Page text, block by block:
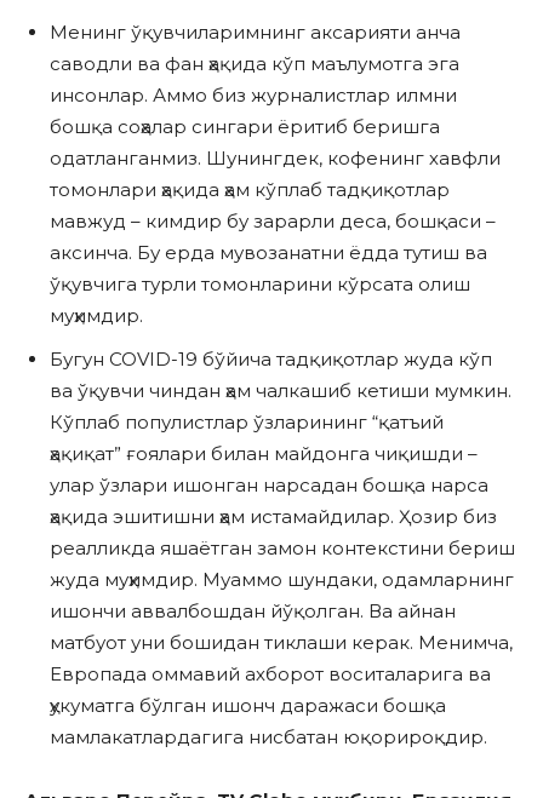
Менинг ўқувчиларимнинг аксарияти анча
саводли ва фан ҳақида кўп маълумотга эга
инсонлар. Аммо биз журналистлар илмни
бошқа соҳалар сингари ёритиб беришга
одатланганмиз. Шунингдек, кофенинг хавфли
томонлари ҳақида ҳам кўплаб тадқиқотлар
мавжуд – кимдир бу зарарли деса, бошқаси –
аксинча. Бу ерда мувозанатни ёдда тутиш ва
ўқувчига турли томонларини кўрсата олиш
муҳимдир.
Бугун COVID-19 бўйича тадқиқотлар жуда кўп
ва ўқувчи чиндан ҳам чалкашиб кетиши мумкин.
Кўплаб популистлар ўзларининг “қатъий
ҳақиқат” ғоялари билан майдонга чиқишди –
улар ўзлари ишонган нарсадан бошқа нарса
ҳақида эшитишни ҳам истамайдилар. Ҳозир биз
реалликда яшаётган замон контекстини бериш
жуда муҳимдир. Муаммо шундаки, одамларнинг
ишончи аввалбошдан йўқолган. Ва айнан
матбуот уни бошидан тиклаши керак. Менимча,
Европада оммавий ахборот воситаларига ва
ҳукуматга бўлган ишонч даражаси бошқа
мамлакатлардагига нисбатан юқорироқдир.